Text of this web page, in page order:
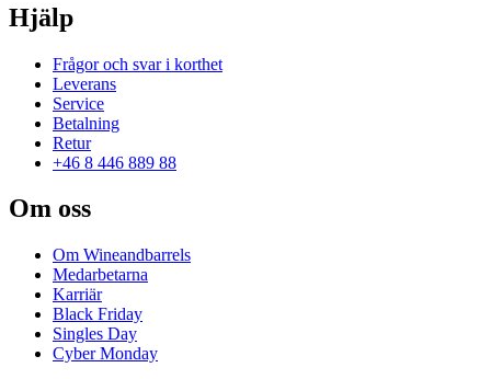
Hjälp
Frågor och svar i korthet
Leverans
Service
Betalning
Retur
+46 8 446 889 88
Om oss
Om Wineandbarrels
Medarbetarna
Karriär
Black Friday
Singles Day
Cyber Monday